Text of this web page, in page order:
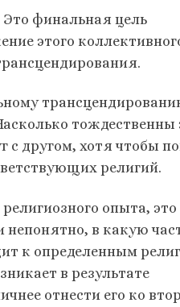
Это финальная цель
этого
тождественны
с другом, хотя чтобы
религий.
опыта, это
непонятно, в какую
к определенным
в результате
отнести его ко